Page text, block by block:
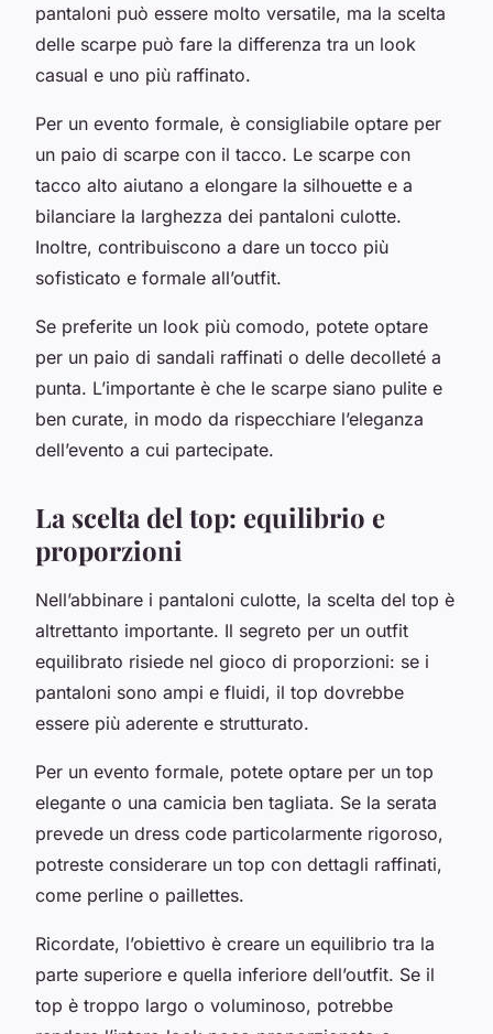
pantaloni può essere molto versatile, ma la scelta
delle scarpe può fare la differenza tra un look
casual e uno più raffinato.
Per un evento formale, è consigliabile optare per
un paio di scarpe con il tacco. Le scarpe con
tacco alto aiutano a elongare la silhouette e a
bilanciare la larghezza dei pantaloni culotte.
Inoltre, contribuiscono a dare un tocco più
sofisticato e formale all’outfit.
Se preferite un look più comodo, potete optare
per un paio di sandali raffinati o delle decolleté a
punta. L’importante è che le scarpe siano pulite e
ben curate, in modo da rispecchiare l’eleganza
dell’evento a cui partecipate.
La scelta del top: equilibrio e
proporzioni
Nell’abbinare i pantaloni culotte, la scelta del top è
altrettanto importante. Il segreto per un outfit
equilibrato risiede nel gioco di proporzioni: se i
pantaloni sono ampi e fluidi, il top dovrebbe
essere più aderente e strutturato.
Per un evento formale, potete optare per un top
elegante o una camicia ben tagliata. Se la serata
prevede un dress code particolarmente rigoroso,
potreste considerare un top con dettagli raffinati,
come perline o paillettes.
Ricordate, l’obiettivo è creare un equilibrio tra la
parte superiore e quella inferiore dell’outfit. Se il
top è troppo largo o voluminoso, potrebbe